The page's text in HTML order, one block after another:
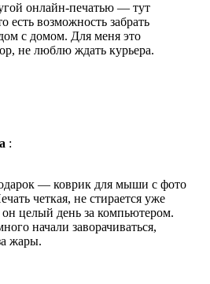
онлайн-печатью — тут
есть возможность забрать
с домом. Для меня это
не люблю ждать курьера.
:
— коврик для мыши с фото
четкая, не стирается уже
он целый день за компьютером.
начали заворачиваться,
жары.